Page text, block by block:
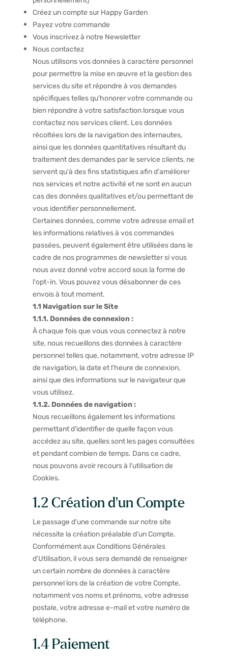
Créez un compte sur Happy Garden
Payez votre commande
Vous inscrivez à notre Newsletter
Nous contactez
Nous utilisons vos données à caractère personnel
pour permettre la mise en œuvre et la gestion des
services du site et répondre à vos demandes
spécifiques telles qu'honorer votre commande ou
bien répondre à votre satisfaction lorsque vous
contactez nos services client. Les données
récoltées lors de la navigation des internautes,
ainsi que les données quantitatives résultant du
traitement des demandes par le service clients, ne
servent qu'à des fins statistiques afin d'améliorer
nos services et notre activité et ne sont en aucun
cas des données qualitatives et/ou permettant de
vous identifier personnellement.
Certaines données, comme votre adresse email et
les informations relatives à vos commandes
passées, peuvent également être utilisées dans le
cadre de nos programmes de newsletter si vous
nous avez donné votre accord sous la forme de
l'opt-in. Vous pouvez vous désabonner de ces
envois à tout moment.
1.1 Navigation sur le Site
1.1.1. Données de connexion :
À chaque fois que vous vous connectez à notre
site, nous recueillons des données à caractère
personnel telles que, notamment, votre adresse IP
de navigation, la date et l'heure de connexion,
ainsi que des informations sur le navigateur que
vous utilisez.
1.1.2. Données de navigation :
Nous recueillons également les informations
permettant d'identifier de quelle façon vous
accédez au site, quelles sont les pages consultées
et pendant combien de temps. Dans ce cadre,
nous pouvons avoir recours à l'utilisation de
Cookies.
1.2 Création d’un Compte
Le passage d'une commande sur notre site
nécessite la création préalable d’un Compte.
Conformément aux Conditions Générales
d’Utilisation, il vous sera demandé de renseigner
un certain nombre de données à caractère
personnel lors de la création de votre Compte,
notamment vos noms et prénoms, votre adresse
postale, votre adresse e-mail et votre numéro de
téléphone.
1.4 Paiement